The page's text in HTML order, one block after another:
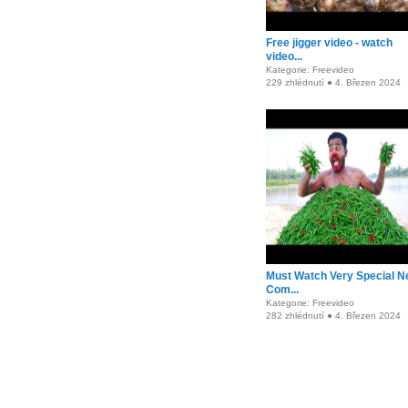
Free jigger video - watch
video...
Kategorie: Freevideo
229 zhlédnutí ● 4. Březen 2024
Must Watch Very Special
Com...
Kategorie: Freevideo
282 zhlédnutí ● 4. Březen 2024